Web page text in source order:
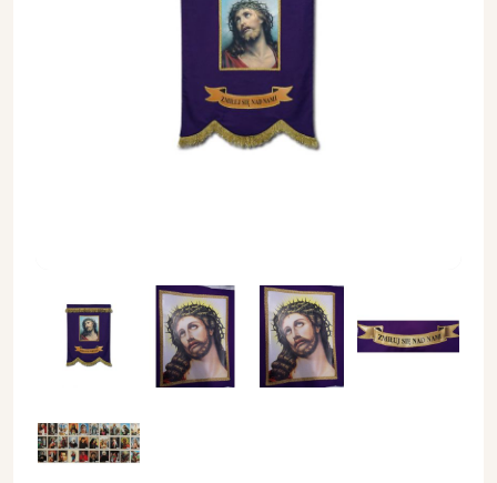
Chorągiew dwustronna (1) - CHORĄGWIE, SZTANDARY -